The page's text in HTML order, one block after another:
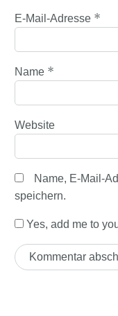
E-Mail-Adresse *
Name *
Website
Name, E-Mail-
speichern.
Yes, add me to